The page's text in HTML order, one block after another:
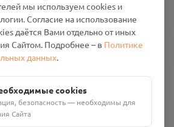
ответственностью «Смоленский
Смоленская область, р-н
Западная, д. 26А, пом. 18
в АО "АЛЬФА-БАНК"
мы используем cookies и
Согласие на использование
даётся Вами отдельно от иных
Сайтом. Подробнее – в Политике
данных.
cookies
безопасность — необходимы для
Сайта